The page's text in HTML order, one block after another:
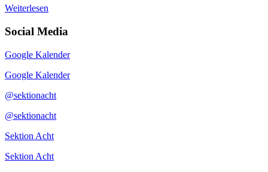
Weiterlesen
Social Media
Google Kalender
Google Kalender
@sektionacht
@sektionacht
Sektion Acht
Sektion Acht